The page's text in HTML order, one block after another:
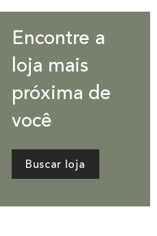
Encontre a
loja mais
próxima de
você
Buscar loja